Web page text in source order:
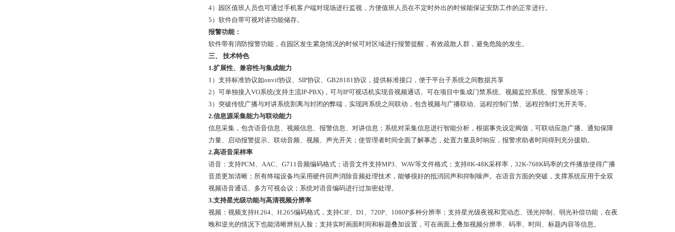
4）园区值班人员也可通过手机客户端对现场进行监视，方便值班人员在不定时外出的时候能保证安防工作的正常进行。
5）软件自带可视对讲功能储存。
报警功能：
软件带有消防报警功能，在园区发生紧急情况的时候可对区域进行报警提醒，有效疏散人群，避免危险的发生。
三、 技术特色
1.扩展性、兼容性与集成能力
1）支持标准协议如onvif协议、SIP协议、GB28181协议，提供标准接口，便于平台子系统之间数据共享
2）可单独接入VO系统(支持主流IP-PBX)，可与IP可视话机实现音视频通话。可在项目中集成门禁系统、视频监控系统、报警系统等；
3）突破传统广播与对讲系统割离与封闭的弊端，实现跨系统之间联动，包含视频与广播联动、远程控制门禁、远程控制灯光开关等。
2.信息源采集能力与联动能力
信息采集，包含语音信息、视频信息、报警信息、对讲信息；系统对采集信息进行智能分析，根据事先设定阀值，可联动应急广播、通知保障
力量、启动报警提示、联动音频、视频、声光开关；使管理者时间全面了解事态，处置力量及时响应，报警求助者时间得到充分援助。
2.高语音采样率
语音：支持PCM、AAC、G711音频编码格式；语音文件支持MP3、WAV等文件格式；支持8K-48K采样率，32K-768K码率的文件播放使得广播
音质更加清晰；所有终端设备均采用硬件回声消除音频处理技术，能够很好的抵消回声和抑制噪声。在语音方面的突破，支撑系统应用于全双
视频语音通话、多方可视会议；系统对语音编码进行过加密处理。
3.支持星光级功能与高清视频分辨率
视频：视频支持H.264、H.265编码格式，支持CIF、D1、720P、1080P多种分辨率；支持星光级夜视和宽动态、强光抑制、弱光补偿功能，在夜
晚和逆光的情况下也能清晰辨别人脸；支持实时画面时间和标题叠加设置，可在画面上叠加视频分辨率、码率、时间、标题内容等信息。